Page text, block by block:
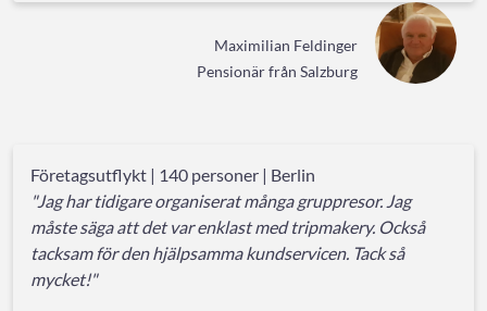
Maximilian Feldinger
Pensionär från Salzburg
Företagsutflykt | 140 personer | Berlin
"Jag har tidigare organiserat många gruppresor. Jag
måste säga att det var enklast med tripmakery. Också
tacksam för den hjälpsamma kundservicen. Tack så
mycket!"